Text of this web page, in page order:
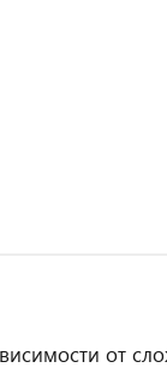
от